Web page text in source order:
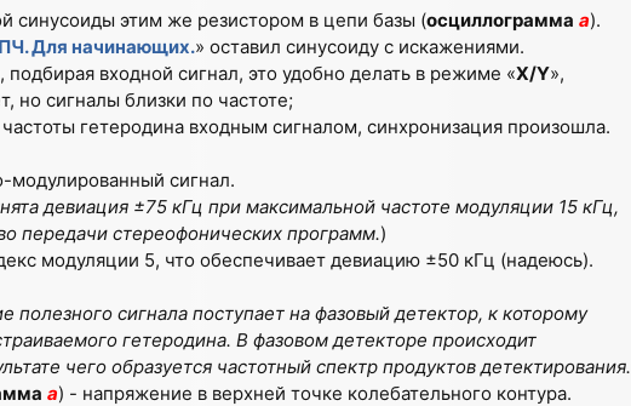
синусоиды этим же резистором в цепи базы (осциллограмма а).
Для начинающих.» оставил синусоиду с искажениями.
входной сигнал, это удобно делать в режиме «X/Y»,
но сигналы близки по частоте;
гетеродина входным сигналом, синхронизация произошла.
модулированный сигнал.
девиация ±75 кГц при максимальной частоте модуляции 15 кГц,
передачи стереофонических программ.)
модуляции 5, что обеспечивает девиацию ±50 кГц (надеюсь).
полезного сигнала поступает на фазовый детектор, к которому
гетеродина. В фазовом детекторе происходит
чего образуется частотный спектр продуктов детектирования.
а) - напряжение в верхней точке колебательного контура.